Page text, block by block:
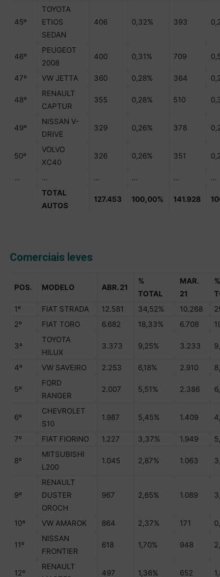
45º
TOYOTA
ETIOS
SEDAN
406 0,32% 393
46º
PEUGEOT
2008
400 0,31% 709
47º VW JETTA 360 0,28% 364
48º
RENAULT
CAPTUR
355 0,28% 510
49º
NISSAN V-
DRIVE
329 0,26% 378
50º
VOLVO
XC40
326 0,26% 351
… … … … …
…
TOTAL
AUTOS
127.453 100,00% 141.928
Comerciais leves
POS. MODELO ABR. 21
%
TOTAL
MAR.
21
%
1º
FIAT STRADA 12.581 34,52% 10.268
2º
FIAT TORO 6.682 18,33% 6.708
3º
TOYOTA
HILUX
3.373 9,25% 3.233
4º VW SAVEIRO 2.253 6,18% 2.910
5º
FORD
RANGER
2.007 5,51% 2.386
6º
CHEVROLET
S10
1.987 5,45% 1.409
7º FIAT FIORINO 1.227 3,37% 1.949
8º
MITSUBISHI
L200
1.045 2,87% 1.063
9º
RENAULT
DUSTER
OROCH
967 2,65% 1.089
10º VW AMAROK 864 2,37% 171
11º
NISSAN
FRONTIER
618 1,70% 948
12º
RENAULT
497 1,36% 652